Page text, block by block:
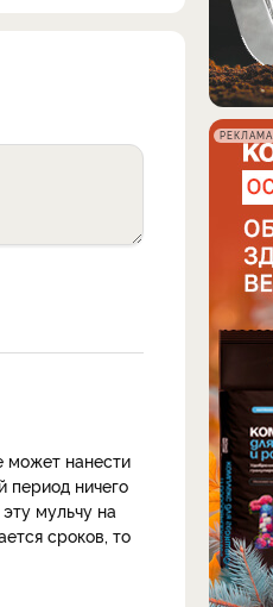
может нанести
период ничего
мульчу на
сроков, то
РЕКЛАМА